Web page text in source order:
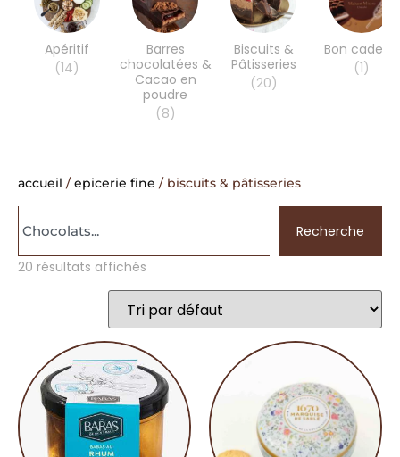
Apéritif
(14)
Barres
chocolatées &
Cacao en
poudre
(8)
Biscuits &
Pâtisseries
(20)
Bon cadeau
(1)
accueil /epicerie fine / biscuits & pâtisseries
Recherche
20 résultats affichés